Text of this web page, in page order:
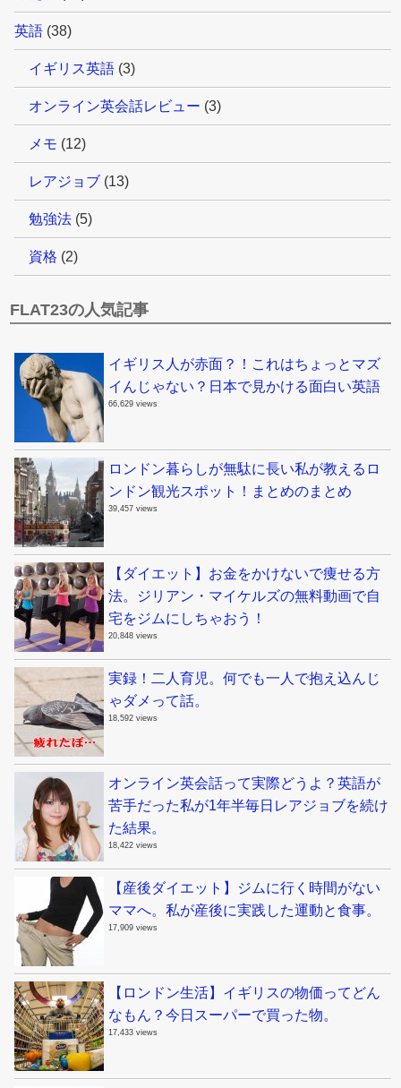
英語 (38)
イギリス英語 (3)
オンライン英会話レビュー (3)
メモ (12)
レアジョブ (13)
勉強法 (5)
資格 (2)
FLAT23の人気記事
イギリス人が赤面？！これはちょっとマズ
イんじゃない？日本で見かける面白い英語
66,629 views
ロンドン暮らしが無駄に長い私が教えるロ
ンドン観光スポット！まとめのまとめ
39,457 views
【ダイエット】お金をかけないで痩せる方
法。ジリアン・マイケルズの無料動画で自
宅をジムにしちゃおう！
20,848 views
実録！二人育児。何でも一人で抱え込んじ
ゃダメって話。
18,592 views
オンライン英会話って実際どうよ？英語が
苦手だった私が1年半毎日レアジョブを続け
た結果。
18,422 views
【産後ダイエット】ジムに行く時間がない
ママへ。私が産後に実践した運動と食事。
17,909 views
【ロンドン生活】イギリスの物価ってどん
なもん？今日スーパーで買った物。
17,433 views